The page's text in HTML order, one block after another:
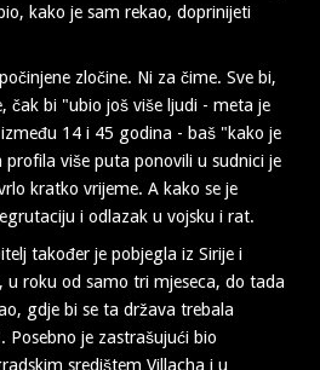
kako je sam rekao, doprinijeti
zločine. Ni za čime. Sve bi,
čak bi "ubio još više ljudi - meta je
14 i 45 godina - baš "kako je
više puta ponovili u sudnici je
kratko vrijeme. A kako se je
i odlazak u vojsku i rat.
također je pobjegla iz Sirije i
u roku od samo tri mjeseca, do tada
gdje bi se ta država trebala
je zastrašujući bio
središtem Villacha i u